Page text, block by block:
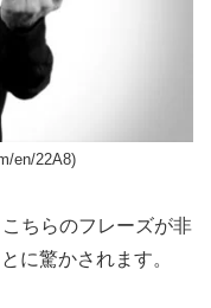
en/22A8)
ちらのフレーズが非
に驚かされます。